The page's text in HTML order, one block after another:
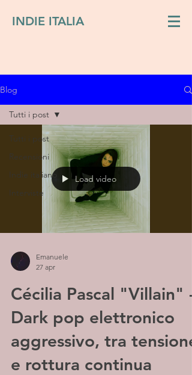
INDIE ITALIA
Blog
Tutti i post
Recensioni
Indie italiano
Interviste
Tutti i post
Load video
Emanuele
27 apr
Cécilia Pascal "Villain" -
Dark pop elettronico
aggressivo, tra tensione
e rottura continua